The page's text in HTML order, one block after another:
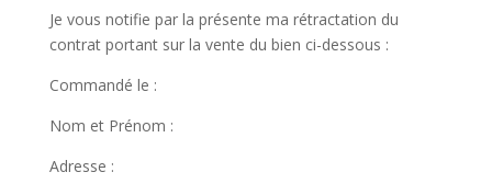
Je vous notifie par la présente ma rétractation du
contrat portant sur la vente du bien ci-dessous :
Commandé le :
Nom et Prénom :
Adresse :